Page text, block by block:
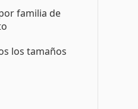
familia de
los tamaños